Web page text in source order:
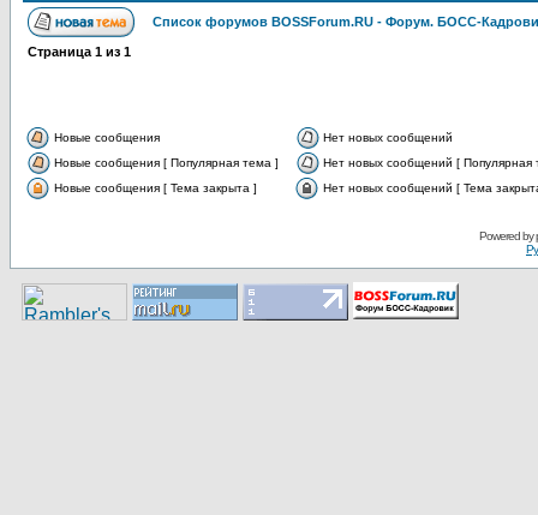
Список форумов BOSSForum.RU - Форум. БОСС-
Страница 1 из 1
Новые сообщения
Нет новых сообщений
Новые сообщения [ Популярная тема ]
Нет новых сообщений [ Популярная
Новые сообщения [ Тема закрыта ]
Нет новых сообщений [ Тема
Pоwerеd by